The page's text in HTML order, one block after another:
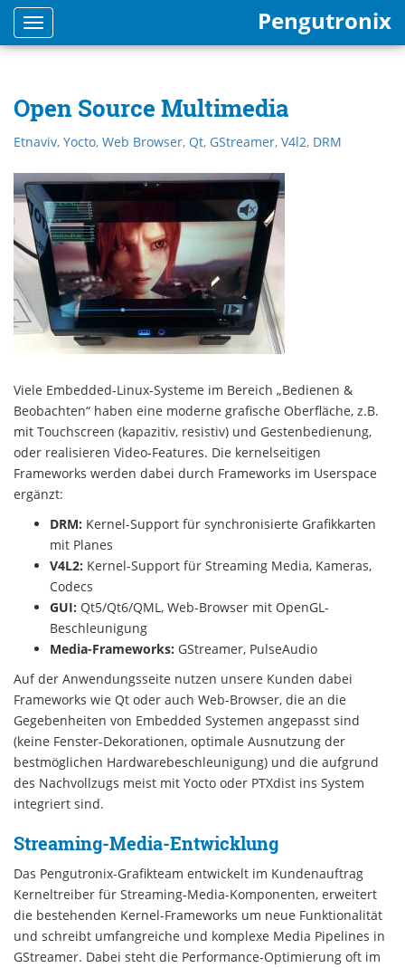
Toggle
navigation
Pengutronix
Open Source Multimedia
Etnaviv, Yocto, Web Browser, Qt, GStreamer, V4l2, DRM
Viele Embedded-Linux-Systeme im Bereich „Bedienen &
Beobachten“ haben eine moderne grafische Oberfläche, z.B.
mit Touchscreen (kapazitiv, resistiv) und Gestenbedienung,
oder realisieren Video-Features. Die kernelseitigen
Frameworks werden dabei durch Frameworks im Userspace
ergänzt:
DRM: Kernel-Support für synchronisierte Grafikkarten
mit Planes
V4L2: Kernel-Support für Streaming Media, Kameras,
Codecs
GUI: Qt5/Qt6/QML, Web-Browser mit OpenGL-
Beschleunigung
Media-Frameworks: GStreamer, PulseAudio
Auf der Anwendungsseite nutzen unsere Kunden dabei
Frameworks wie Qt oder auch Web-Browser, die an die
Gegebenheiten von Embedded Systemen angepasst sind
(keine Fenster-Dekorationen, optimale Ausnutzung der
bestmöglichen Hardwarebeschleunigung) und die aufgrund
des Nachvollzugs meist mit Yocto oder PTXdist ins System
integriert sind.
Streaming-Media-Entwicklung
Das Pengutronix-Grafikteam entwickelt im Kundenauftrag
Kerneltreiber für Streaming-Media-Komponenten, erweitert
die bestehenden Kernel-Frameworks um neue Funktionalität
und schreibt umfangreiche und komplexe Media Pipelines in
GStreamer. Dabei steht die Performance-Optimierung oft im